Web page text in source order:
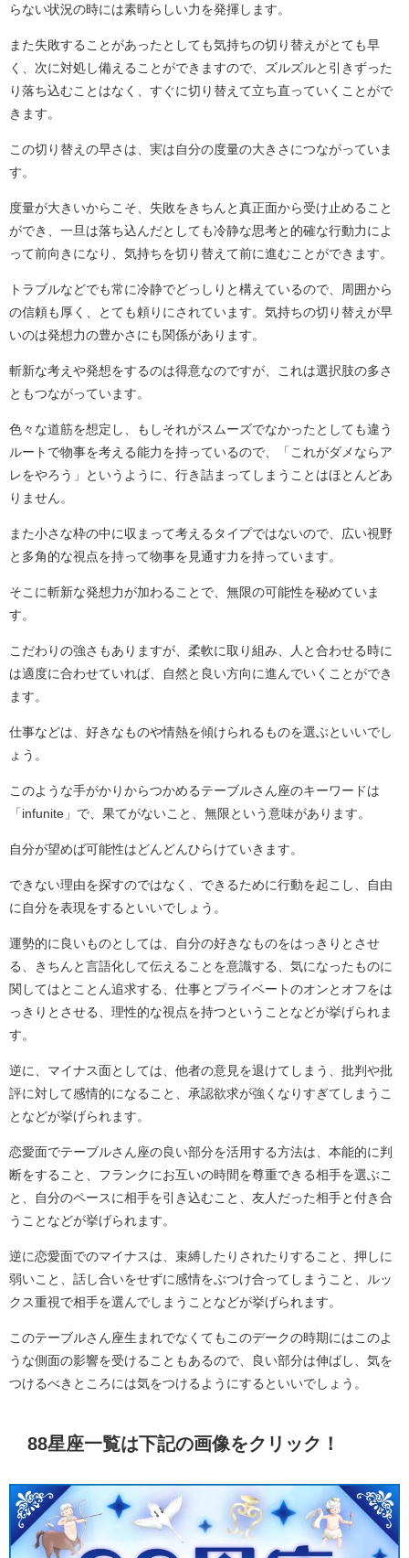
らない状況の時には素晴らしい力を発揮します。
また失敗することがあったとしても気持ちの切り替えがとても早
く、次に対処し備えることができますので、ズルズルと引きずった
り落ち込むことはなく、すぐに切り替えて立ち直っていくことがで
きます。
この切り替えの早さは、実は自分の度量の大きさにつながっていま
す。
度量が大きいからこそ、失敗をきちんと真正面から受け止めること
ができ、一旦は落ち込んだとしても冷静な思考と的確な行動力によ
って前向きになり、気持ちを切り替えて前に進むことができます。
トラブルなどでも常に冷静でどっしりと構えているので、周囲から
の信頼も厚く、とても頼りにされています。気持ちの切り替えが早
いのは発想力の豊かさにも関係があります。
斬新な考えや発想をするのは得意なのですが、これは選択肢の多さ
ともつながっています。
色々な道筋を想定し、もしそれがスムーズでなかったとしても違う
ルートで物事を考える能力を持っているので、「これがダメならア
レをやろう」というように、行き詰まってしまうことはほとんどあ
りません。
また小さな枠の中に収まって考えるタイプではないので、広い視野
と多角的な視点を持って物事を見通す力を持っています。
そこに斬新な発想力が加わることで、無限の可能性を秘めていま
す。
こだわりの強さもありますが、柔軟に取り組み、人と合わせる時に
は適度に合わせていれば、自然と良い方向に進んでいくことができ
ます。
仕事などは、好きなものや情熱を傾けられるものを選ぶといいでし
ょう。
このような手がかりからつかめるテーブルさん座のキーワードは
「infunite」で、果てがないこと、無限という意味があります。
自分が望めば可能性はどんどんひらけていきます。
できない理由を探すのではなく、できるために行動を起こし、自由
に自分を表現をするといいでしょう。
運勢的に良いものとしては、自分の好きなものをはっきりとさせ
る、きちんと言語化して伝えることを意識する、気になったものに
関してはとことん追求する、仕事とプライベートのオンとオフをは
っきりとさせる、理性的な視点を持つということなどが挙げられま
す。
逆に、マイナス面としては、他者の意見を退けてしまう、批判や批
評に対して感情的になること、承認欲求が強くなりすぎてしまうこ
となどが挙げられます。
恋愛面でテーブルさん座の良い部分を活用する方法は、本能的に判
断をすること、フランクにお互いの時間を尊重できる相手を選ぶこ
と、自分のペースに相手を引き込むこと、友人だった相手と付き合
うことなどが挙げられます。
逆に恋愛面でのマイナスは、束縛したりされたりすること、押しに
弱いこと、話し合いをせずに感情をぶつけ合ってしまうこと、ルッ
クス重視で相手を選んでしまうことなどが挙げられます。
このテーブルさん座生まれでなくてもこのデークの時期にはこのよ
うな側面の影響を受けることもあるので、良い部分は伸ばし、気を
つけるべきところには気をつけるようにするといいでしょう。
88星座一覧は下記の画像をクリック！